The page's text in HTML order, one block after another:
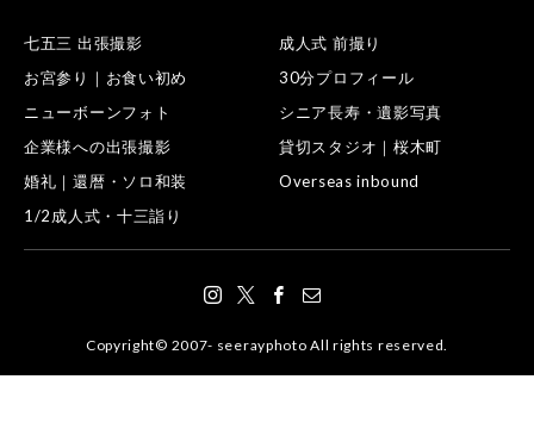
七五三 出張撮影
成人式 前撮り
お宮参り｜お食い初め
30分プロフィール
ニューボーンフォト
シニア長寿・遺影写真
企業様への出張撮影
貸切スタジオ｜桜木町
婚礼｜還暦・ソロ和装
Overseas inbound
1/2成人式・十三詣り
Copyright© 2007- seerayphoto All rights reserved.